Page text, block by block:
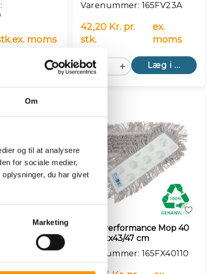
Om
og til at analysere
for sociale medier,
du har givet
Marketing
ex. moms
Læg i kurv
Varenummer: 165FV23A
42,20 Kr. pr.
stk.
ex.
moms
Læg i kurv
Mop 30
Sammenlign
High Performance Mop 40
cm - 12x43/47 cm
Varenummer: 165FX40110